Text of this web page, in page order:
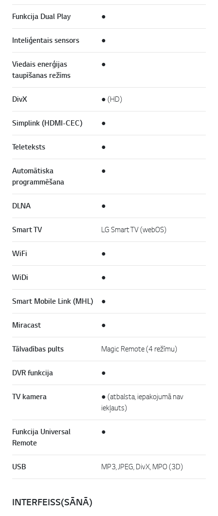
Funkcija Dual Play ●
Inteliģentais sensors ●
Viedais enerģijas
taupīšanas režīms
●
DivX ● (HD)
Simplink (HDMI-CEC) ●
Teleteksts ●
Automātiska
programmēšana
●
DLNA ●
Smart TV LG Smart TV (webOS)
WiFi ●
WiDi ●
Smart Mobile Link (MHL) ●
Miracast ●
Tālvadības pults Magic Remote (4 režīmu)
DVR funkcija ●
TV kamera
● (atbalsta, iepakojumā nav
iekļauts)
Funkcija Universal
Remote
●
USB MP3, JPEG, DivX, MPO (3D)
INTERFEISS(SĀNĀ)